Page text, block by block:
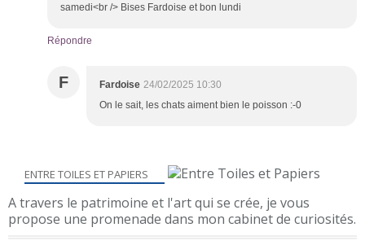
samedi<br /> Bises Fardoise et bon lundi
Répondre
F Fardoise 24/02/2025 10:30
On le sait, les chats aiment bien le poisson :-0
ENTRE TOILES ET PAPIERS
A travers le patrimoine et l'art qui se crée, je vous
propose une promenade dans mon cabinet de curiosités.